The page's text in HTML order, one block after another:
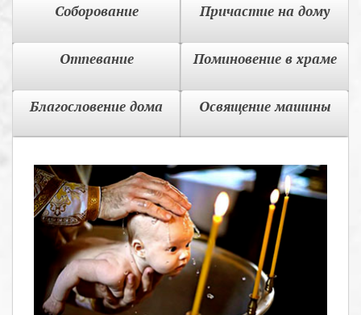
Соборование Причастие на дому
Отпевание Поминовение в храме
Благословение дома Освящение машины